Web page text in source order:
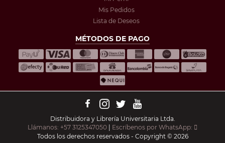
Mis Pedidos
Lista de Deseos
MÉTODOS DE PAGO
Distribuidora y Librería Universitaria Ltda.
Llámanos: +57 3125347050 | Escríbenos por WhatsApp:
Todos los derechos reservados - Copyright © 2026